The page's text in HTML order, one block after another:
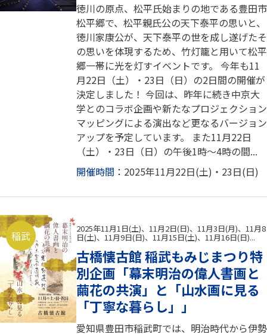
徳川の原点、松平氏始まりの地である豊田市
松平郷で、松平親氏公の天下泰平の思いと、
徳川家康公が、天下泰平の世を成し遂げたそ
の思いを体現するため、竹灯籠と用いて松平
郷一帯に光を灯すイベントです。 今年も11
月22日（土）・23日（日）の2日間の開催が
決定しました！ 今回は、昨年に続き中京大
学とのコラボ企画や新たなプロジェクション
マッピングによる演出など更なるバージョン
アップを予定しています。 また11月22日
（土）・23日（日）の午後1時～4時の間...
開催時間： 2025年11月22日(土)・23日(日)
稲武
2025年11月1日(土)、11月2日(日)、11月3日(月)、11月8
日(土)、11月9日(日)、11月15日(土)、11月16日(日)...
古橋懐古館 稲武もみじまつり特
別企画「幕末明治の偉人書画と
繭花の共演」と「山水画に見る
「丁寧な暮らし」」
愛知県豊田市稲武町では、明治時代から伊勢